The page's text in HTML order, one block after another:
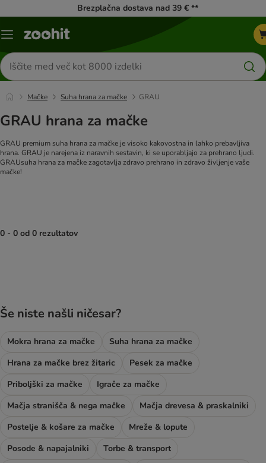
Brezplačna dostava nad 39 € **
Meni
Iskanje
izdelkov
Mačke Suha hrana za mačke GRAU
GRAU hrana za mačke
GRAU premium suha hrana za mačke je visoko kakovostna in lahko prebavljiva
hrana. GRAU je narejena iz naravnih sestavin, ki se uporabljajo za prehrano ljudi.
GRAUsuha hrana za mačke zagotavlja zdravo prehrano in zdravo življenje vaše
mačke!
0 - 0 od 0 rezultatov
Še niste našli ničesar?
Mokra hrana za mačke
Suha hrana za mačke
Hrana za mačke brez žitaric
Pesek za mačke
Priboljški za mačke
Igrače za mačke
Mačja stranišča & nega mačke
Mačja drevesa & praskalniki
Postelje & košare za mačke
Mreže & lopute
Posode & napajalniki
Torbe & transport